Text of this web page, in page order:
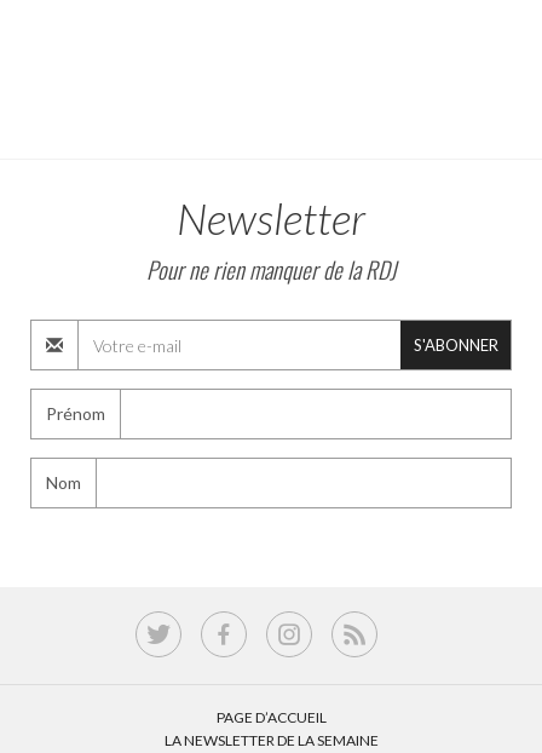
Newsletter
Pour ne rien manquer de la RDJ
S'ABONNER
Prénom
Nom
PAGE D’ACCUEIL
LA NEWSLETTER DE LA SEMAINE